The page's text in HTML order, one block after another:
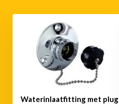
Waterinlaatfitting met plug